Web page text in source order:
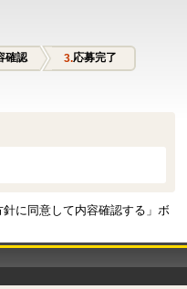
確認 応募完了
に同意して内容確認する」ボ